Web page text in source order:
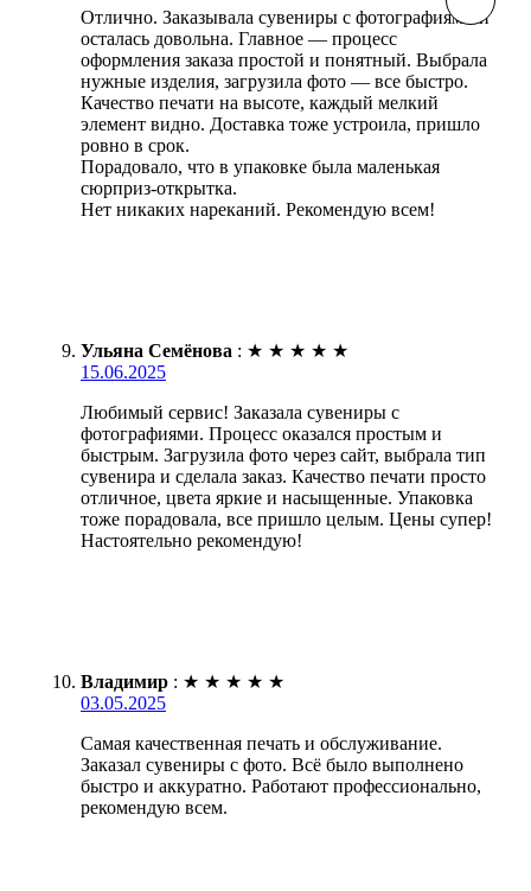
Отлично. Заказывала сувениры с фотографиями и
осталась довольна. Главное — процесс
оформления заказа простой и понятный. Выбрала
нужные изделия, загрузила фото — все быстро.
Качество печати на высоте, каждый мелкий
элемент видно. Доставка тоже устроила, пришло
ровно в срок.
Порадовало, что в упаковке была маленькая
сюрприз-открытка.
Нет никаких нареканий. Рекомендую всем!
Ульяна Семёнова : ★ ★ ★ ★ ★
15.06.2025
Любимый сервис! Заказала сувениры с
фотографиями. Процесс оказался простым и
быстрым. Загрузила фото через сайт, выбрала тип
сувенира и сделала заказ. Качество печати просто
отличное, цвета яркие и насыщенные. Упаковка
тоже порадовала, все пришло целым. Цены супер!
Настоятельно рекомендую!
Владимир : ★ ★ ★ ★ ★
03.05.2025
Самая качественная печать и обслуживание.
Заказал сувениры с фото. Всё было выполнено
быстро и аккуратно. Работают профессионально,
рекомендую всем.